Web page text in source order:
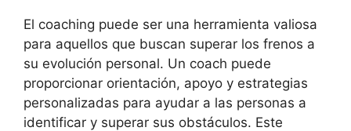
El coaching puede ser una herramienta valiosa
para aquellos que buscan superar los frenos a
su evolución personal. Un coach puede
proporcionar orientación, apoyo y estrategias
personalizadas para ayudar a las personas a
identificar y superar sus obstáculos. Este